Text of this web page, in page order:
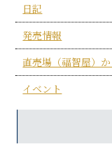
日記
発売情報
直売場（福智屋）
イベント